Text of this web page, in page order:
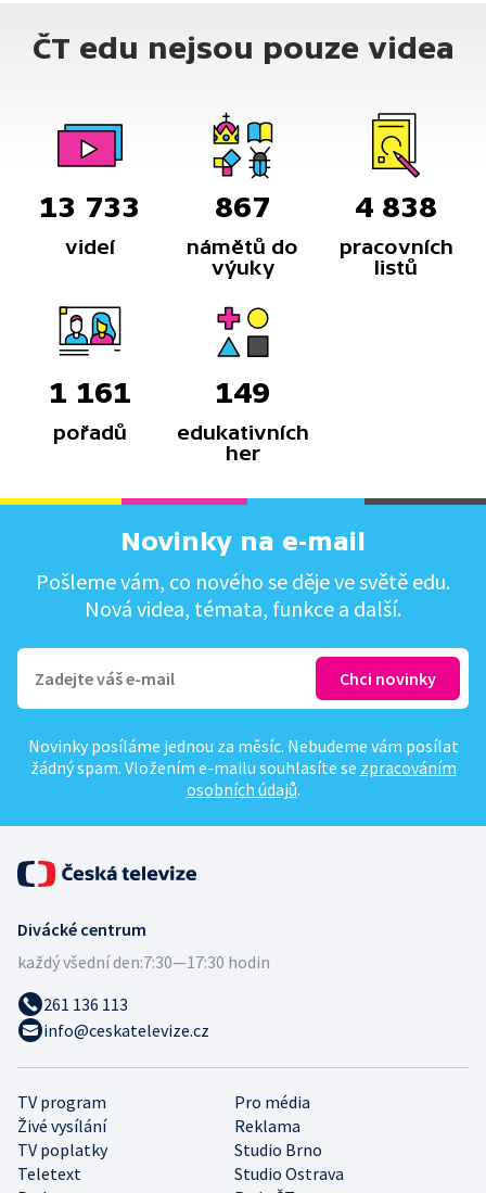
při cestování do Izraele.
ČT edu nejsou pouze videa
13 733
videí
867
námětů do
výuky
4 838
pracovních
listů
1 161
pořadů
149
edukativních
her
Novinky na e-mail
Pošleme vám, co nového se děje ve světě edu.
Nová videa, témata, funkce a další.
Novinky posíláme jednou za měsíc. Nebudeme vám posílat
žádný spam. Vložením e-mailu souhlasíte se zpracováním
osobních údajů.